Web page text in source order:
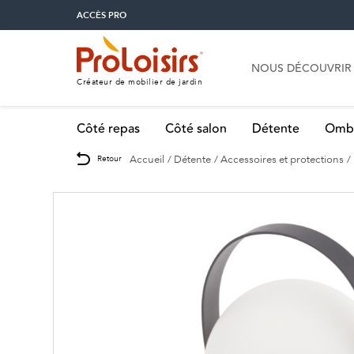
ACCÈS PRO
Créateur de mobilier de jardin
NOUS DÉCOUVRIR
Côté repas Côté salon Détente
Retour Accueil Détente Accessoires et protections